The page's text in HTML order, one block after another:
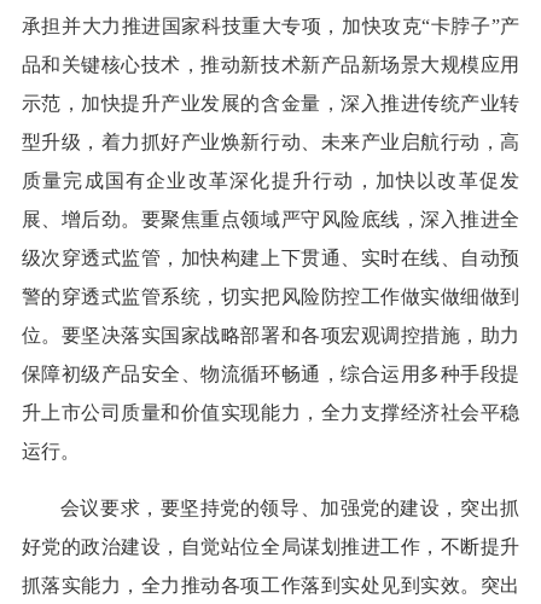
承担并大力推进国家科技重大专项，加快攻克“卡脖子”产
品和关键核心技术，推动新技术新产品新场景大规模应用
示范，加快提升产业发展的含金量，深入推进传统产业转
型升级，着力抓好产业焕新行动、未来产业启航行动，高
质量完成国有企业改革深化提升行动，加快以改革促发
展、增后劲。要聚焦重点领域严守风险底线，深入推进全
级次穿透式监管，加快构建上下贯通、实时在线、自动预
警的穿透式监管系统，切实把风险防控工作做实做细做到
位。要坚决落实国家战略部署和各项宏观调控措施，助力
保障初级产品安全、物流循环畅通，综合运用多种手段提
升上市公司质量和价值实现能力，全力支撑经济社会平稳
运行。
会议要求，要坚持党的领导、加强党的建设，突出抓
好党的政治建设，自觉站位全局谋划推进工作，不断提升
抓落实能力，全力推动各项工作落到实处见到实效。突出